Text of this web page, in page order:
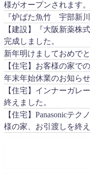
様がオープンされます。
『炉ばた魚竹 宇部新
【建設】『大阪新薬株
完成しました。
新年明けましておめで
【住宅】お客様の家で
年末年始休業のお知らせ
【住宅】インナーガレ
終えました。
【住宅】Panasonicテ
様の家、お引渡しを終え